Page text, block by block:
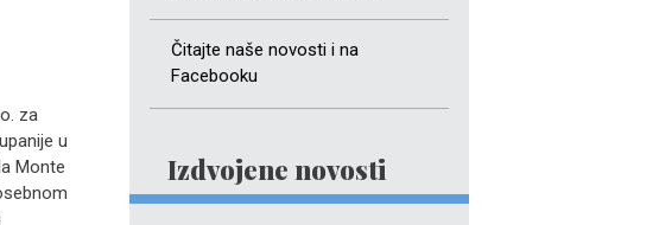
Čitajte naše novosti i na
Facebooku
Izdvojene novosti
za
u
Monte